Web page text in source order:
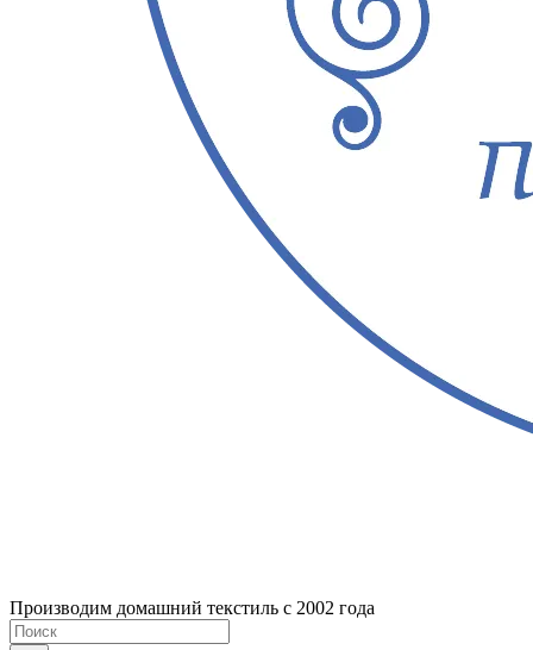
Производим домашний текстиль с 2002 года